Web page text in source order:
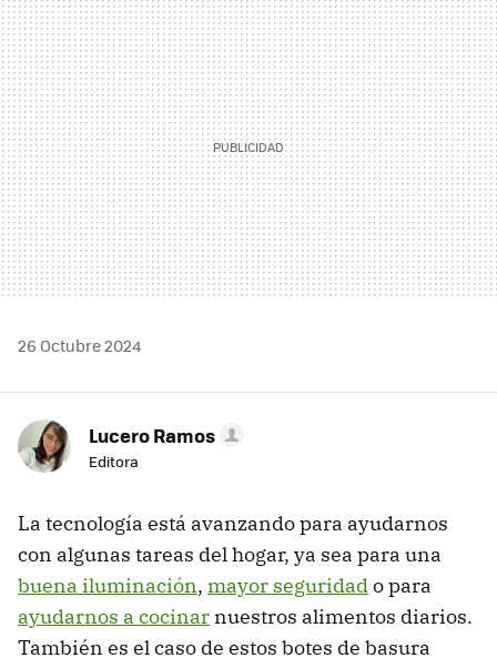
MAIL
26 Octubre 2024
Lucero Ramos
Editora
La tecnología está avanzando para ayudarnos
con algunas tareas del hogar, ya sea para una
buena iluminación, mayor seguridado para
ayudarnos a cocinar nuestros alimentos diarios.
También es el caso de estos botes de basura